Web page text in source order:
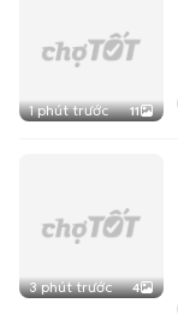
1 phút trước 11
3 phút trước 4